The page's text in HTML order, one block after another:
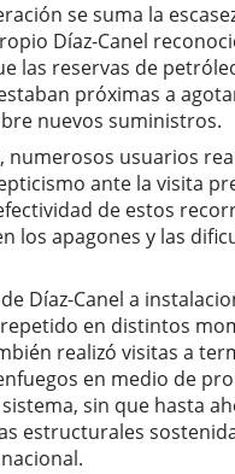
se suma la
Díaz-Canel
las reservas de
próximas a
nuevos suministros.
numerosos usuarios
ante la visita
de estos
los apagones y las
Díaz-Canel a
en distintos
realizó visitas a
en medio de
sin que hasta
estructurales